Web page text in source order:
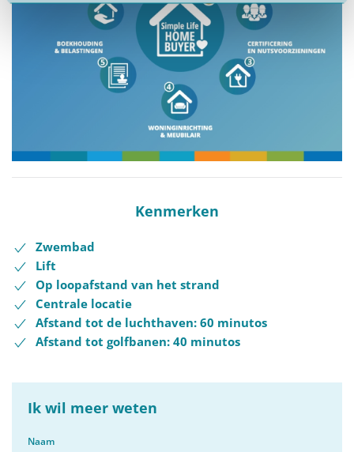
Kenmerken
Zwembad
Lift
Op loopafstand van het strand
Centrale locatie
Afstand tot de luchthaven: 60 minutos
Afstand tot golfbanen: 40 minutos
Ik wil meer weten
Naam